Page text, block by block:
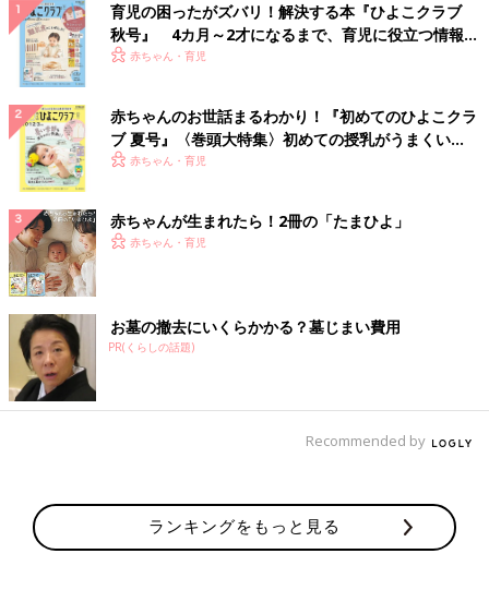
育児の困ったがズバリ！解決する本『ひよこクラブ
秋号』 4カ月～2才になるまで、育児に役立つ情報が
いっぱい！
赤ちゃん・育児
赤ちゃんのお世話まるわかり！『初めてのひよこクラ
ブ 夏号』〈巻頭大特集〉初めての授乳がうまくい
く！ おっぱい・ミルクの基本と夏のトラブル 解決テ
赤ちゃん・育児
赤ちゃんが生まれたら！2冊の「たまひよ」
赤ちゃん・育児
お墓の撤去にいくらかかる？墓じまい費用
PR(くらしの話題)
Recommended by
ランキングをもっと見る